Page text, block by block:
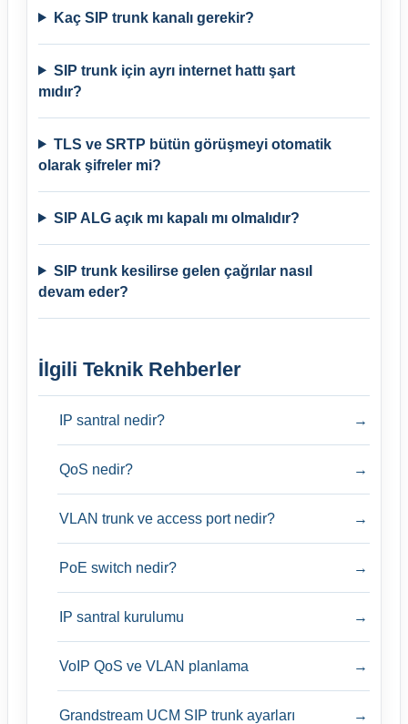
Kaç SIP trunk kanalı gerekir?
SIP trunk için ayrı internet hattı şart
mıdır?
TLS ve SRTP bütün görüşmeyi otomatik
olarak şifreler mi?
SIP ALG açık mı kapalı mı olmalıdır?
SIP trunk kesilirse gelen çağrılar nasıl
devam eder?
İlgili Teknik Rehberler
IP santral nedir? →
QoS nedir? →
VLAN trunk ve access port nedir? →
PoE switch nedir? →
IP santral kurulumu →
VoIP QoS ve VLAN planlama →
Grandstream UCM SIP trunk ayarları →